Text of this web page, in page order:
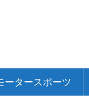
ータースポーツ